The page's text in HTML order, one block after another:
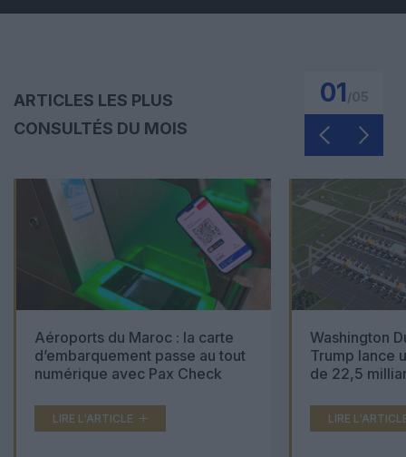
ARTICLES LES PLUS
CONSULTÉS DU MOIS
01
Aéroports du Maroc : la carte
d’embarquement passe au tout
numérique avec Pax Check
LIRE L'ARTICLE
Washington
Trump lance
de 22,5
LIRE